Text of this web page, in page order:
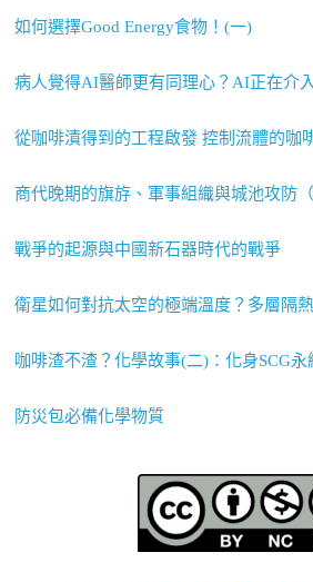
如何選擇Good Energy食物！(一)
病人覺得AI醫師更有同理心？AI正在介
從咖啡漬得到的工程啟發 控制流體的咖
商代晚期的旗斿、軍事組織與城池攻防（
戰爭的起源與中國新石器時代的戰爭
衛星如何對抗太空的極端溫度？多層隔
咖啡渣不渣？化學故事(二)：化身SCG永
防災包必備化學物質